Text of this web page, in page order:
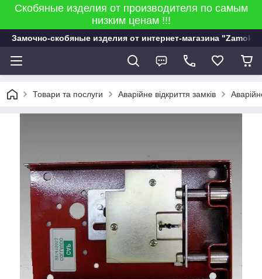
Скобяные изделия от производителя по самым
низким ценам !!!
Замочно-скобяные изделия от интернет-магазина "Zamok
Товари та послуги Аварійне відкриття замків